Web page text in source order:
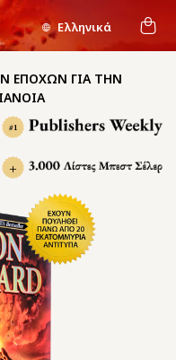
Ελληνικά
ΕΠΟΧΩΝ ΓΙΑ ΤΗΝ
#1
+